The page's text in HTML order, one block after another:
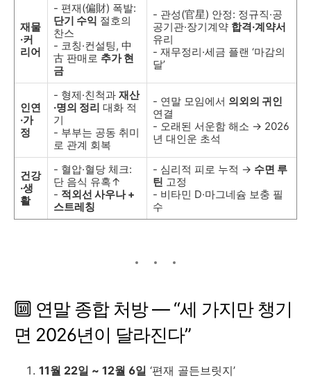
재물
·커
리어
- 편재(偏財) 폭발:
단기 수익 절호의
찬스
- 코칭·컨설팅, 中
古 판매로 추가 현
금
- 관성(官星) 안정: 정규직·공
공기관·장기계약 합격·계약서
유리
- 재무정리·세금 플랜 ‘마감의
달’
인연
·가
정
- 형제·친척과 재산
·명의 정리 대화 적
기
- 부부는 공동 취미
로 관계 회복
- 연말 모임에서 의외의 귀인
연결
- 오래된 서운함 해소 → 2026
년 대인운 초석
건강
·생
활
- 혈압·혈당 체크:
단 음식 유혹↑
- 적외선 사우나 +
스트레칭
- 심리적 피로 누적 → 수면 루
틴 고정
- 비타민 D·마그네슘 보충 필
수
🔟 연말 종합 처방 ― “세 가지만 챙기
면 2026년이 달라진다”
11월 22일 ~ 12월 6일 ‘편재 골든브릿지’